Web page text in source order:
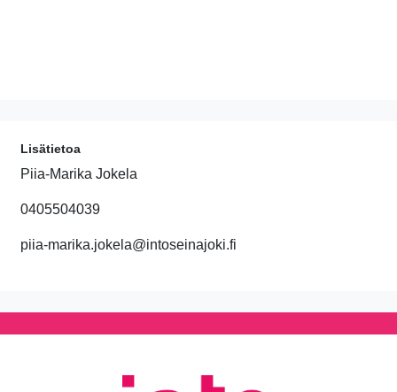
Lisätietoa
Piia-Marika Jokela
0405504039
piia-marika.jokela@intoseinajoki.fi